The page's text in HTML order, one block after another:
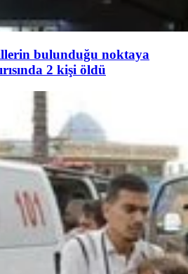
bulunduğu noktaya
2 kişi öldü